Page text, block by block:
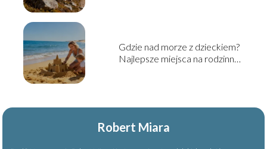
Gdzie nad morze z dzieckiem?
Najlepsze miejsca na rodzinny
Robert Miara